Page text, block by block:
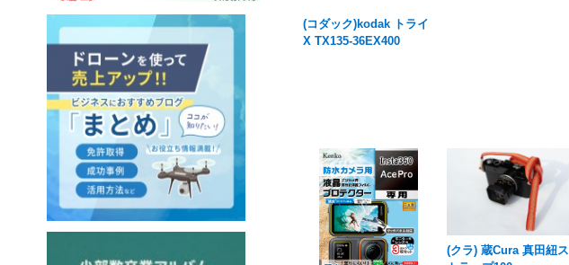
(コダック)kodak トライ
X TX135-36EX400
(クラ) 蔵Cura 真田紐ス